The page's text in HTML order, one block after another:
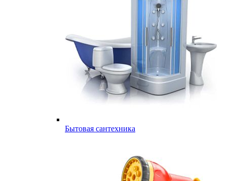
Бытовая сантехника